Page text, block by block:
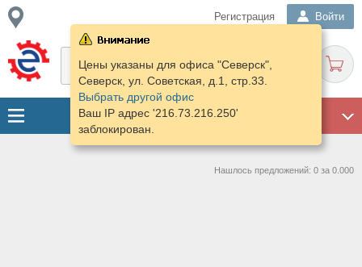
Регистрация Войти
Цены указаны для офиса "Северск",
Северск, ул. Советская, д.1, стр.33.
Выбрать другой офис
Ваш IP адрес '216.73.216.250'
заблокирован.
Нашлось предложений: 0 за 0.000